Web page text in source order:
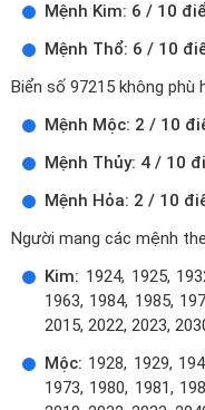
Mệnh Kim: 6 / 10
Mệnh Thổ: 6 / 10
Biển số 97215 không phù
Mệnh Mộc: 2 / 10
Mệnh Thủy: 4 / 10
Mệnh Hỏa: 2 / 10
Người mang các mệnh
Kim: 1924, 1925,
1963, 1984, 1985,
2015, 2022, 2023,
Mộc: 1928, 1929,
1973, 1980, 1981,